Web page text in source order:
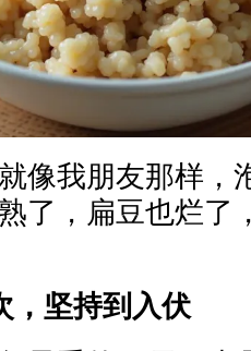
像我朋友那样，
了，扁豆也烂了
，坚持到入伏